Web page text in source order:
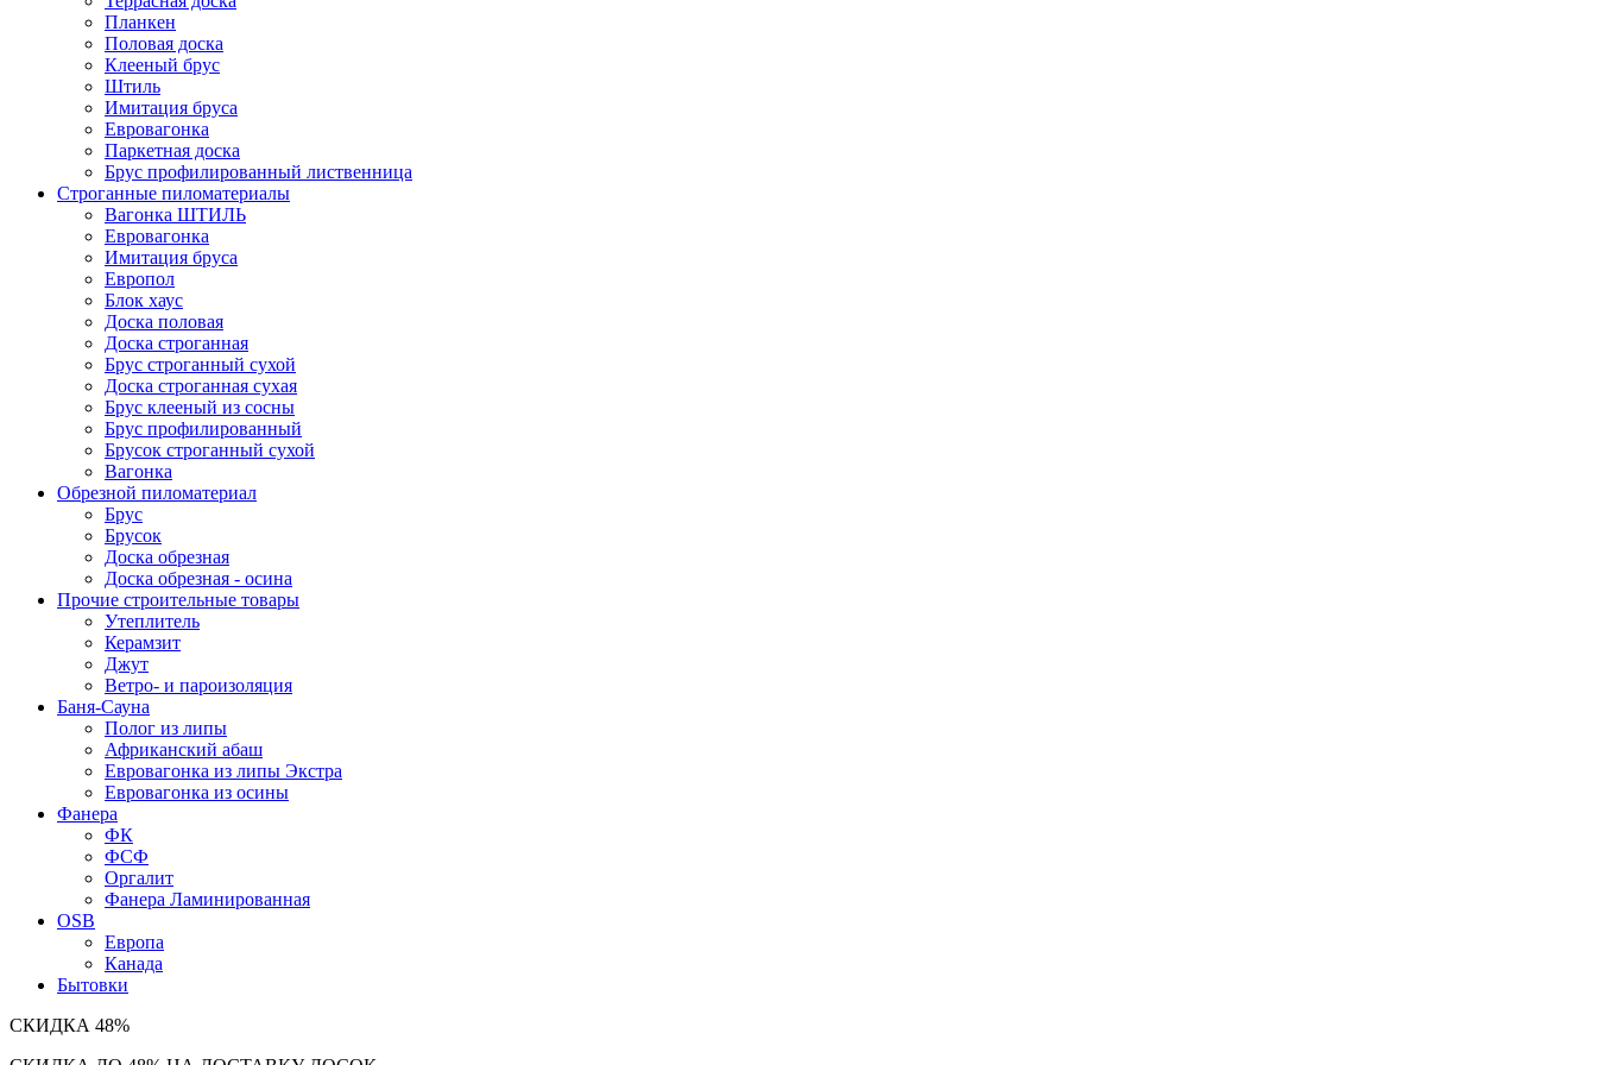
Планкен
Половая доска
Клееный брус
Штиль
Имитация бруса
Евровагонка
Паркетная доска
Брус профилированный лиственница
Строганные пиломатериалы
Вагонка ШТИЛЬ
Евровагонка
Имитация бруса
Европол
Блок хаус
Доска половая
Доска строганная
Брус строганный сухой
Доска строганная сухая
Брус клееный из сосны
Брус профилированный
Брусок строганный сухой
Вагонка
Обрезной пиломатериал
Брус
Брусок
Доска обрезная
Доска обрезная - осина
Прочие строительные товары
Утеплитель
Керамзит
Джут
Ветро- и пароизоляция
Баня-Сауна
Полог из липы
Африканский абаш
Евровагонка из липы Экстра
Евровагонка из осины
Фанера
ФК
ФСФ
Оргалит
Фанера Ламинированная
OSB
Европа
Канада
Бытовки
СКИДКА 48%